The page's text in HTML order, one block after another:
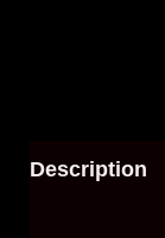
Description